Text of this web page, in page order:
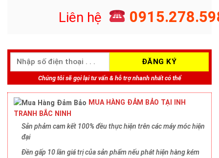
Liên hệ
Chúng tôi sẽ gọi lại tư vấn & hỗ trợ nhanh nhất có thể
MUA HÀNG ĐẢM BẢO TẠI INH
TRANH BẮC NINH
Sản phảm cam kết 100% đều thực hiện trên các máy móc hiện
đại
Đền gấp 10 lần giá trị của sản phẩm nếu phát hiện hàng kém